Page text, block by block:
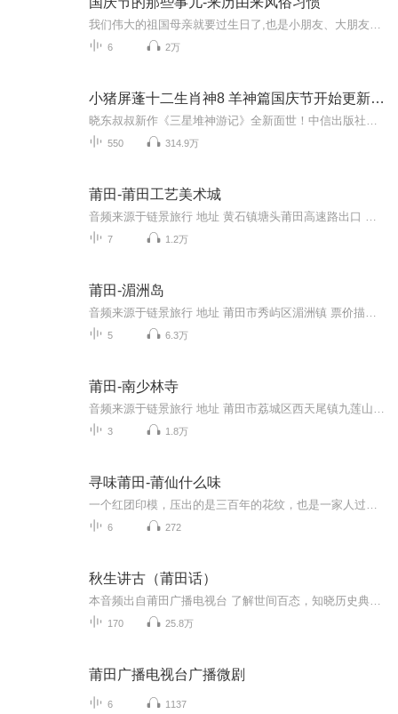
6 2万
小猪屏蓬十二生肖神8 羊神篇国庆节开始更新啦！
550 314.9万
莆田-莆田工艺美术城
7 1.2万
莆田-湄洲岛
5 6.3万
莆田-南少林寺
3 1.8万
寻味莆田-莆仙什么味
6 272
秋生讲古（莆田话）
170 25.8万
莆田广播电视台广播微剧
6 1137